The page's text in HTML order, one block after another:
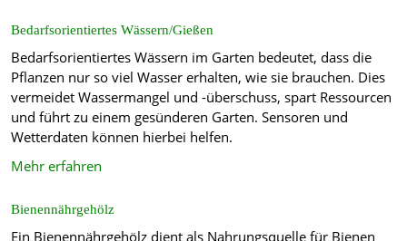
Bedarfsorientiertes Wässern/Gießen
Bedarfsorientiertes Wässern im Garten bedeutet, dass die
Pflanzen nur so viel Wasser erhalten, wie sie brauchen. Dies
vermeidet Wassermangel und -überschuss, spart Ressourcen
und führt zu einem gesünderen Garten. Sensoren und
Wetterdaten können hierbei helfen.
Mehr erfahren
Bienennährgehölz